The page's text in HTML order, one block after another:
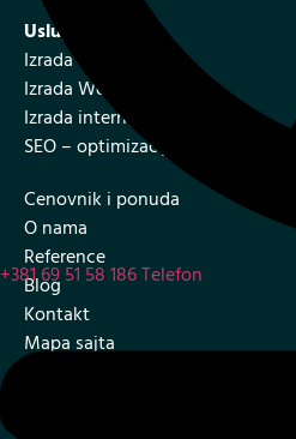
Usluge:
Izrada web sajta
Izrada WordPress sajta
Izrada internet prodavnice
SEO – optimizacija web sajta
Cenovnik i ponuda
O nama
Reference
Blog
Kontakt
Mapa sajta
+381 69 51 58 186Telefon